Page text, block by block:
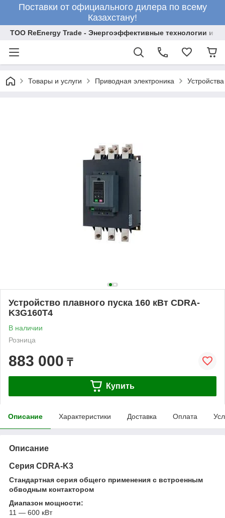
Поставки от официального дилера по всему
Казахстану!
ТОО ReEnergy Trade - Энергоэффективные технологии и
Товары и услуги Приводная электроника
Устройство плавного пуска 160 кВт CDRA-
K3G160T4
В наличии
Розница
883 000 ₸
Купить
Описание Характеристики Доставка Оплата
Описание
Серия CDRA-K3
Стандартная серия общего применения с встроенным
обводным контактором
Диапазон мощности:
11 — 600 кВт